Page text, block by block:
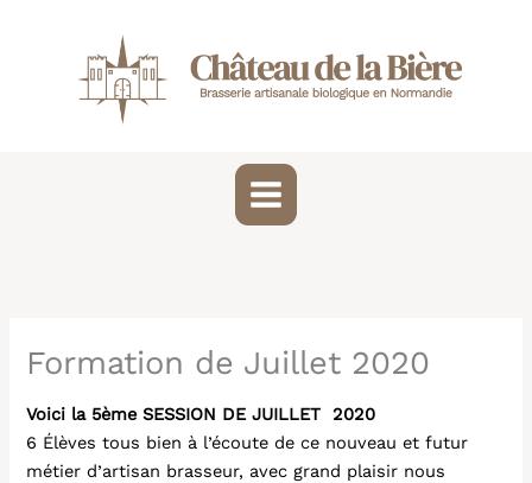
Formation de Juillet 2020
Voici la 5ème SESSION DE JUILLET 2020
6 Élèves tous bien à l’écoute de ce nouveau et futur
métier d’artisan brasseur, avec grand plaisir nous